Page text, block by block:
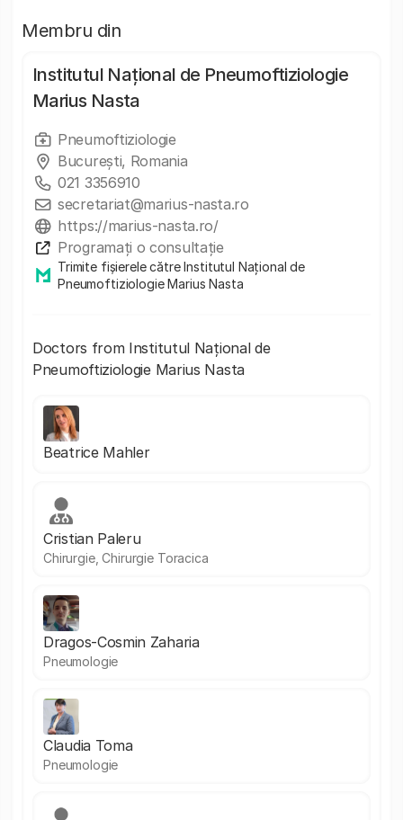
Membru din
Institutul Național de Pneumoftiziologie
Marius Nasta
Pneumoftiziologie
București, Romania
021 3356910
secretariat@marius-nasta.ro
https://marius-nasta.ro/
Programați o consultație
Trimite fișierele către Institutul Național de
Pneumoftiziologie Marius Nasta
Doctors from Institutul Național de
Pneumoftiziologie Marius Nasta
Beatrice Mahler
Cristian Paleru
Chirurgie, Chirurgie Toracica
Dragos-Cosmin Zaharia
Pneumologie
Claudia Toma
Pneumologie